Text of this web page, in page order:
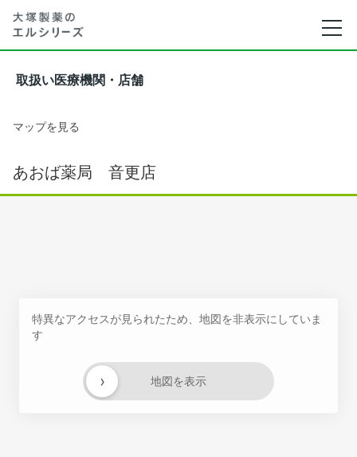
取扱い医療機関・店舗
マップを見る
あおば薬局 音更店
特異なアクセスが見られたため、地図を非表示にしていま
す
地図を表示
›